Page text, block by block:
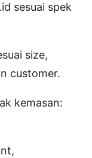
sesuai spek
size,
customer.
kemasan: